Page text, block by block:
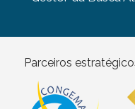
Parceiros